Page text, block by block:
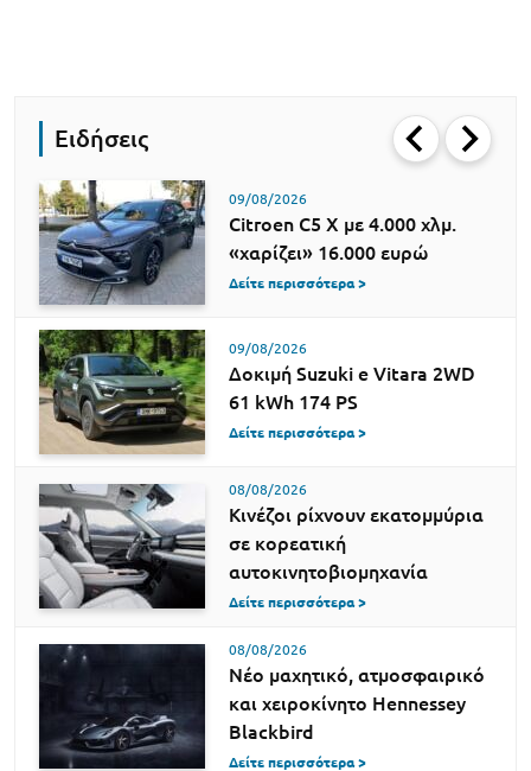
Ειδήσεις
09/08/2026
Citroen C5 X με 4.000 χλμ.
«χαρίζει» 16.000 ευρώ
Δείτε περισσότερα >
09/08/2026
Δοκιμή Suzuki e Vitara 2WD
61 kWh 174 PS
Δείτε περισσότερα >
08/08/2026
Κινέζοι ρίχνουν εκατομμύρια
σε κορεατική
αυτοκινητοβιομηχανία
Δείτε περισσότερα >
08/08/2026
Νέο μαχητικό, ατμοσφαιρικό
και χειροκίνητο Hennessey
Blackbird
Δείτε περισσότερα >